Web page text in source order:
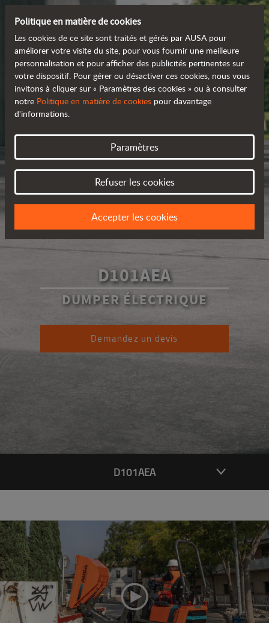
D101AEA
DUMPER ÉLECTRIQUE
Demandez un devis
D101AEA
Politique en matière de cookies
Les cookies de ce site sont traités et gérés par AUSA pour
améliorer votre visite du site, pour vous fournir une meilleure
personnalisation et pour afficher des publicités pertinentes sur
votre dispositif. Pour gérer ou désactiver ces cookies, nous vous
invitons à cliquer sur « Paramètres des cookies » ou à consulter
notre Politique en matière de cookies pour davantage
d'informations.
Paramètres
Refuser les cookies
Accepter les cookies